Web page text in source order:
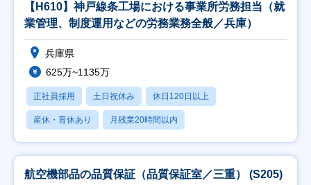
【H610】神戸線条工場における事業所労務担当（就
業管理、制度運用などの労務業務全般／兵庫）
兵庫県
625万~1135万
正社員採用 土日祝休み 休日120日以上
産休・育休あり 月残業20時間以内
航空機部品の品質保証（品質保証室／三重） (S205)